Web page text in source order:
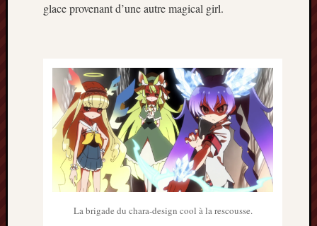
glace provenant d’une autre magical girl.
La brigade du chara-design cool à la rescousse.